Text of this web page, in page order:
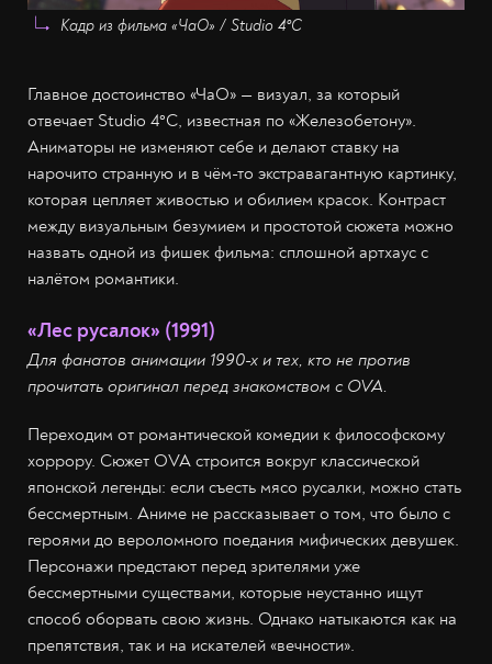
Кадр из фильма «ЧаО» / Studio 4°C
Главное достоинство «ЧаО» — визуал, за который
отвечает Studio 4°C, известная по «Железобетону».
Аниматоры не изменяют себе и делают ставку на
нарочито странную и в чём-то экстравагантную картинку,
которая цепляет живостью и обилием красок. Контраст
между визуальным безумием и простотой сюжета можно
назвать одной из фишек фильма: сплошной артхаус с
налётом романтики.
«Лес русалок» (1991)
Для фанатов анимации 1990-х и тех, кто не против
прочитать оригинал перед знакомством с OVA.
Переходим от романтической комедии к философскому
хоррору. Сюжет OVA строится вокруг классической
японской легенды: если съесть мясо русалки, можно стать
бессмертным. Аниме не рассказывает о том, что было с
героями до вероломного поедания мифических девушек.
Персонажи предстают перед зрителями уже
бессмертными существами, которые неустанно ищут
способ оборвать свою жизнь. Однако натыкаются как на
препятствия, так и на искателей «вечности».